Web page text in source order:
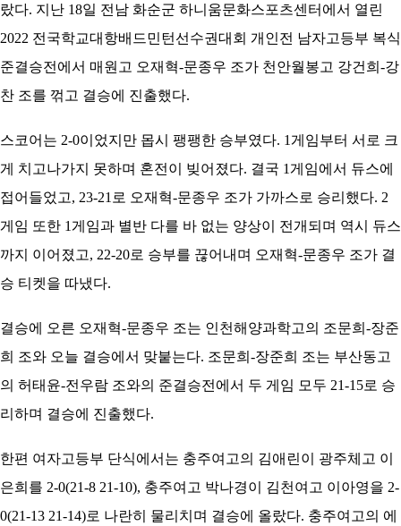
랐다. 지난 18일 전남 화순군 하니움문화스포츠센터에서 열린
2022 전국학교대항배드민턴선수권대회 개인전 남자고등부 복식
준결승전에서 매원고 오재혁-문종우 조가 천안월봉고 강건희-강
찬 조를 꺾고 결승에 진출했다.
스코어는 2-0이었지만 몹시 팽팽한 승부였다. 1게임부터 서로 크
게 치고나가지 못하며 혼전이 빚어졌다. 결국 1게임에서 듀스에
접어들었고, 23-21로 오재혁-문종우 조가 가까스로 승리했다. 2
게임 또한 1게임과 별반 다를 바 없는 양상이 전개되며 역시 듀스
까지 이어졌고, 22-20로 승부를 끊어내며 오재혁-문종우 조가 결
승 티켓을 따냈다.
결승에 오른 오재혁-문종우 조는 인천해양과학고의 조문희-장준
희 조와 오늘 결승에서 맞붙는다. 조문희-장준희 조는 부산동고
의 허태윤-전우람 조와의 준결승전에서 두 게임 모두 21-15로 승
리하며 결승에 진출했다.
한편 여자고등부 단식에서는 충주여고의 김애린이 광주체고 이
은희를 2-0(21-8 21-10), 충주여고 박나경이 김천여고 이아영을 2-
0(21-13 21-14)로 나란히 물리치며 결승에 올랐다. 충주여고의 에